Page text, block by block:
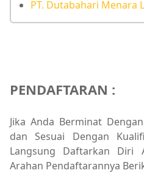
PT. Dutabahari Menara
PENDAFTARAN :
Jika Anda Berminat
dan Sesuai Dengan
Langsung Daftarkan Diri
Arahan Pendaftarannya